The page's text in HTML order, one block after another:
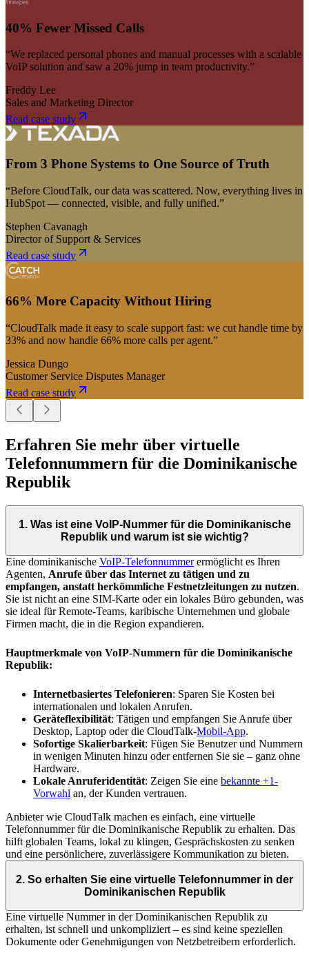
40% Fewer Missed Calls
“We replaced personal phones and manual processes with a scalable
VoIP solution and saw a 20% jump in team productivity.”
Freddy Lee
Sales and Marketing Director
Read case study
From 3 Phone Systems to One Source of Truth
“Before CloudTalk, our data was scattered. Now, everything lives in
HubSpot — connected, visible, and fully unified.”
Stephen Cavanagh
Director of Support & Services
Read case study
66% More Capacity Without Hiring
“CloudTalk made it easy to scale support fast: we cut handle time by
33% and now handle 66% more calls per agent.”
Jessica Dungo
Customer Service Disputes Manager
Read case study
Erfahren Sie mehr über virtuelle
Telefonnummern für die Dominikanische
Republik
1. Was ist eine VoIP-Nummer für die Dominikanische
Republik und warum ist sie wichtig?
Eine dominikanische VoIP-Telefonnummerermöglicht es Ihren
Agenten, Anrufe über das Internet zu tätigen und zu
empfangen, anstatt herkömmliche Festnetzleitungen zu nutzen.
Sie ist nicht an eine SIM-Karte oder ein lokales Büro gebunden, was
sie ideal für Remote-Teams, karibische Unternehmen und globale
Firmen macht, die in die Region expandieren.
Hauptmerkmale von VoIP-Nummern für die Dominikanische
Republik:
Internetbasiertes Telefonieren: Sparen Sie Kosten bei
internationalen und lokalen Anrufen.
Geräteflexibilität: Tätigen und empfangen Sie Anrufe über
Desktop, Laptop oder die CloudTalk-Mobil-App.
Sofortige Skalierbarkeit: Fügen Sie Benutzer und Nummern
in wenigen Minuten hinzu oder entfernen Sie sie – ganz ohne
Hardware.
Lokale Anruferidentität: Zeigen Sie eine bekannte +1-
Vorwahl an, der Kunden vertrauen.
Anbieter wie CloudTalk machen es einfach, eine virtuelle
Telefonnummer für die Dominikanische Republik zu erhalten. Das
hilft globalen Teams, lokal zu klingen, Gesprächskosten zu senken
und eine persönlichere, zuverlässigere Kommunikation zu bieten.
2. So erhalten Sie eine virtuelle Telefonnummer in der
Dominikanischen Republik
Eine virtuelle Nummer in der Dominikanischen Republik zu
erhalten, ist schnell und unkompliziert – es sind keine speziellen
Dokumente oder Genehmigungen von Netzbetreibern erforderlich.